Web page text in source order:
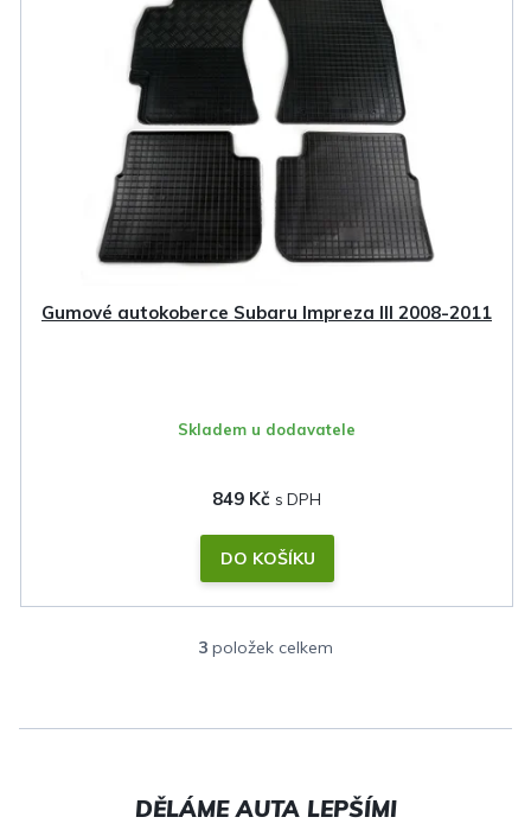
Gumové autokoberce Subaru Impreza III 2008-2011
Skladem u dodavatele
849 Kč
DO KOŠÍKU
O
l
a
3 položek celkem